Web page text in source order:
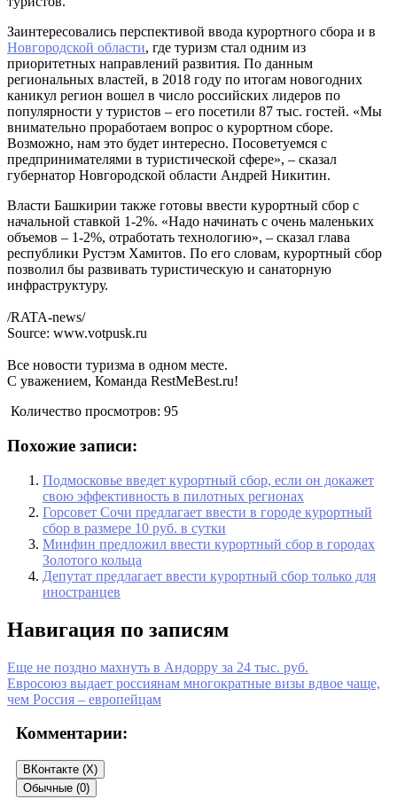
Заинтересовались перспективой ввода курортного сбора и в
Новгородской области, где туризм стал одним из
приоритетных направлений развития. По данным
региональных властей, в 2018 году по итогам новогодних
каникул регион вошел в число российских лидеров по
популярности у туристов – его посетили 87 тыс. гостей. «Мы
внимательно проработаем вопрос о курортном сборе.
Возможно, нам это будет интересно. Посоветуемся с
предпринимателями в туристической сфере», – сказал
губернатор Новгородской области Андрей Никитин.
Власти Башкирии также готовы ввести курортный сбор с
начальной ставкой 1-2%. «Надо начинать с очень маленьких
объемов – 1-2%, отработать технологию», – сказал глава
республики Рустэм Хамитов. По его словам, курортный сбор
позволил бы развивать туристическую и санаторную
инфраструктуру.
/RATA-news/
Source: www.votpusk.ru
Все новости туризма в одном месте.
С уважением, Команда RestMeBest.ru!
Количество просмотров: 95
Похожие записи:
Подмосковье введет курортный сбор, если он докажет
свою эффективность в пилотных регионах
Горсовет Сочи предлагает ввести в городе курортный
сбор в размере 10 руб. в сутки
Минфин предложил ввести курортный сбор в городах
Золотого кольца
Депутат предлагает ввести курортный сбор только для
иностранцев
Навигация по записям
Еще не поздно махнуть в Андорру за 24 тыс. руб.
Евросоюз выдает россиянам многократные визы вдвое чаще,
чем Россия – европейцам
Комментарии:
ВКонтакте (X)
Обычные (0)